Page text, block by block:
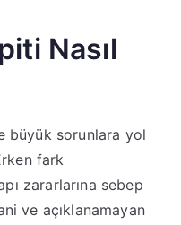
Nasıl
büyük sorunlara yol
fark
zararlarına sebep
ve açıklanamayan